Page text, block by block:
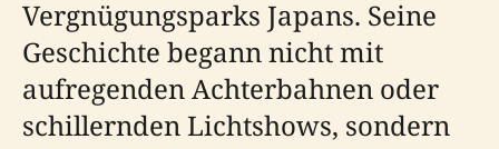
Vergnügungsparks Japans. Seine
Geschichte begann nicht mit
aufregenden Achterbahnen oder
schillernden Lichtshows, sondern